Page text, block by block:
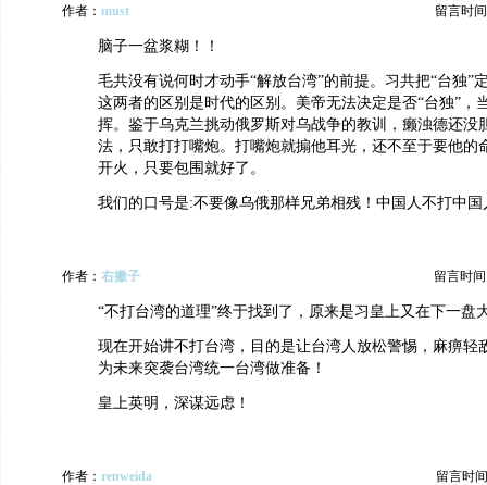
作者： must 留言时
脑子一盆浆糊！！
毛共没有说何时才动手“解放台湾”的前提。习共把“台独”
这两者的区别是时代的区别。美帝无法决定是否“台独”，
挥。鉴于乌克兰挑动俄罗斯对乌战争的教训，癞浊德还没
法，只敢打打嘴炮。打嘴炮就搧他耳光，还不至于要他的
开火，只要包围就好了。
我们的口号是:不要像乌俄那样兄弟相残！中国人不打中国
作者： 右撇子 留言时间
“不打台湾的道理”终于找到了，原来是习皇上又在下一盘
现在开始讲不打台湾，目的是让台湾人放松警惕，麻痹轻
为未来突袭台湾统一台湾做准备！
皇上英明，深谋远虑！
作者： renweida 留言时